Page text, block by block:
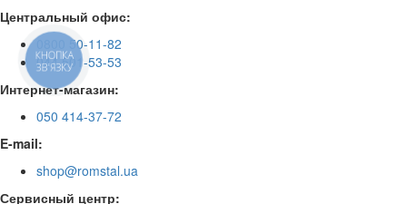
Центральный офис:
0800 50-11-82
044 501-53-53
Интернет-магазин:
050 414-37-72
E-mail:
shop@romstal.ua
Сервисный центр:
КНОПКА
ЗВ'ЯЗКУ